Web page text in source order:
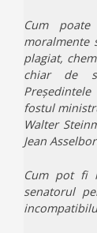
Cum
moralmente
plagiat,
chiar de
fostul
Walter
Jean
Cum pot fi
senatorul